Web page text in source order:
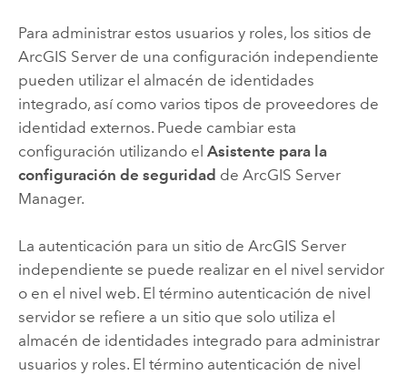
Para administrar estos usuarios y roles, los sitios de
ArcGIS Serverde una configuración independiente
pueden utilizar el almacén de identidades
integrado, así como varios tipos de proveedores de
identidad externos. Puede cambiar esta
configuración utilizando el Asistente para la
configuración de seguridad de ArcGIS Server
Manager.
La autenticación para un sitio de ArcGIS Server
independiente se puede realizar en el nivel servidor
o en el nivel web. El término autenticación de nivel
servidor se refiere a un sitio que solo utiliza el
almacén de identidades integrado para administrar
usuarios y roles. El término autenticación de nivel